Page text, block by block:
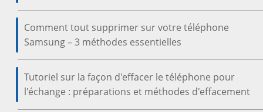
Comment tout supprimer sur votre téléphone
Samsung – 3 méthodes essentielles
Tutoriel sur la façon d'effacer le téléphone pour
l'échange : préparations et méthodes d'effacement